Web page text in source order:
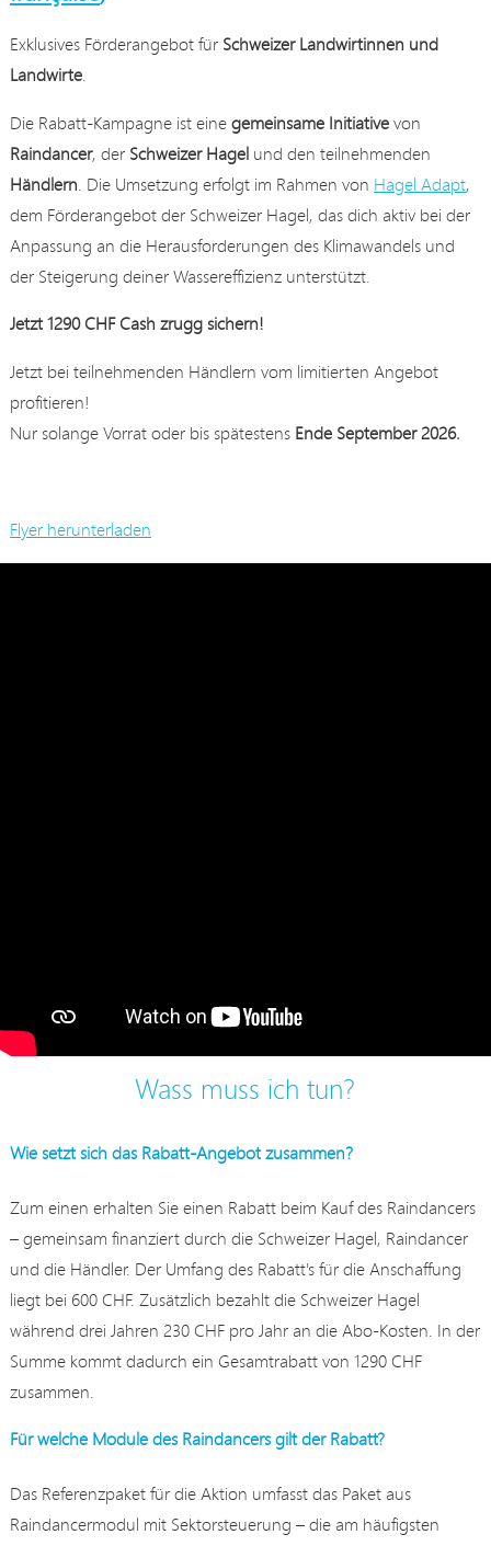
Exklusives Förderangebot für Schweizer Landwirtinnen und
Landwirte.
Die Rabatt-Kampagne ist eine gemeinsame Initiativevon
Raindancer, der Schweizer Hagelund den teilnehmenden
Händlern . Die Umsetzung erfolgt im Rahmen von Hagel Adapt,
dem Förderangebot der Schweizer Hagel, das dich aktiv bei der
Anpassung an die Herausforderungen des Klimawandels und
der Steigerung deiner Wassereffizienz unterstützt.
Jetzt 1290 CHF Cash zrugg sichern!
Jetzt bei teilnehmenden Händlern vom limitierten Angebot
profitieren!
Nur solange Vorrat oder bis spätestensEnde September 2026.
Flyer herunterladen
Wass muss ich tun?
Wie setzt sich das Rabatt-Angebot zusammen?
Zum einen erhalten Sie einen Rabatt beim Kauf des Raindancers
– gemeinsam finanziert durch die Schweizer Hagel, Raindancer
und die Händler. Der Umfang des Rabatt's für die Anschaffung
liegt bei 600 CHF. Zusätzlich bezahlt die Schweizer Hagel
während drei Jahren 230 CHF pro Jahr an die Abo-Kosten. In der
Summe kommt dadurch ein Gesamtrabatt von 1290 CHF
zusammen.
Für welche Module des Raindancers gilt der Rabatt?
Das Referenzpaket für die Aktion umfasst das Paket aus
Raindancermodul mit Sektorsteuerung – die am häufigsten